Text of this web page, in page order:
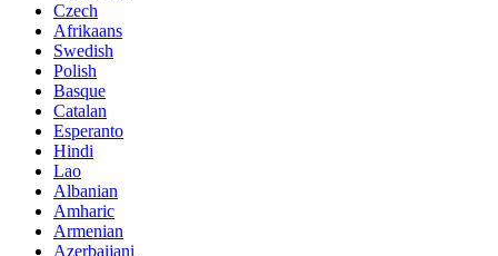
Czech
Afrikaans
Swedish
Polish
Basque
Catalan
Esperanto
Hindi
Lao
Albanian
Amharic
Armenian
Azerbaijani